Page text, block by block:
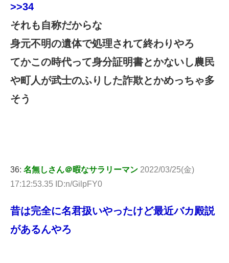
>>34
それも自称だからな
身元不明の遺体で処理されて終わりやろ
てかこの時代って身分証明書とかないし農民
や町人が武士のふりした詐欺とかめっちゃ多
そう
36: 名無しさん＠暇なサラリーマン 2022/03/25(金)
17:12:53.35 ID:n/GilpFY0
昔は完全に名君扱いやったけど最近バカ殿説
があるんやろ